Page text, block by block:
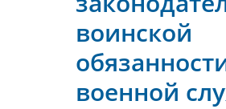
воинской
военной